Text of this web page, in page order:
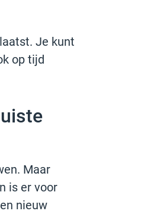
Je kunt
op tijd
Maar
is er voor
nieuw